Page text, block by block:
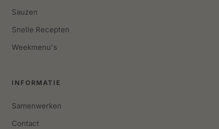
Sauzen
Snelle Recepten
Weekmenu's
INFORMATIE
Samenwerken
Contact